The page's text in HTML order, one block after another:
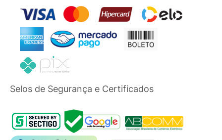
Selos de Segurança e Certificados